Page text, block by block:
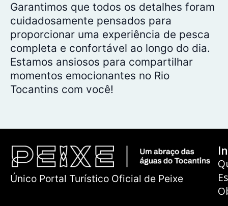
Garantimos que todos os detalhes foram
cuidadosamente pensados para
proporcionar uma experiência de pesca
completa e confortável ao longo do dia.
Estamos ansiosos para compartilhar
momentos emocionantes no Rio
Tocantins com você!
Único Portal Turístico Oficial de Peixe